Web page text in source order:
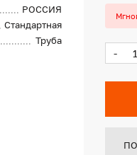
РОССИЯ
Стандартная
Труба
-